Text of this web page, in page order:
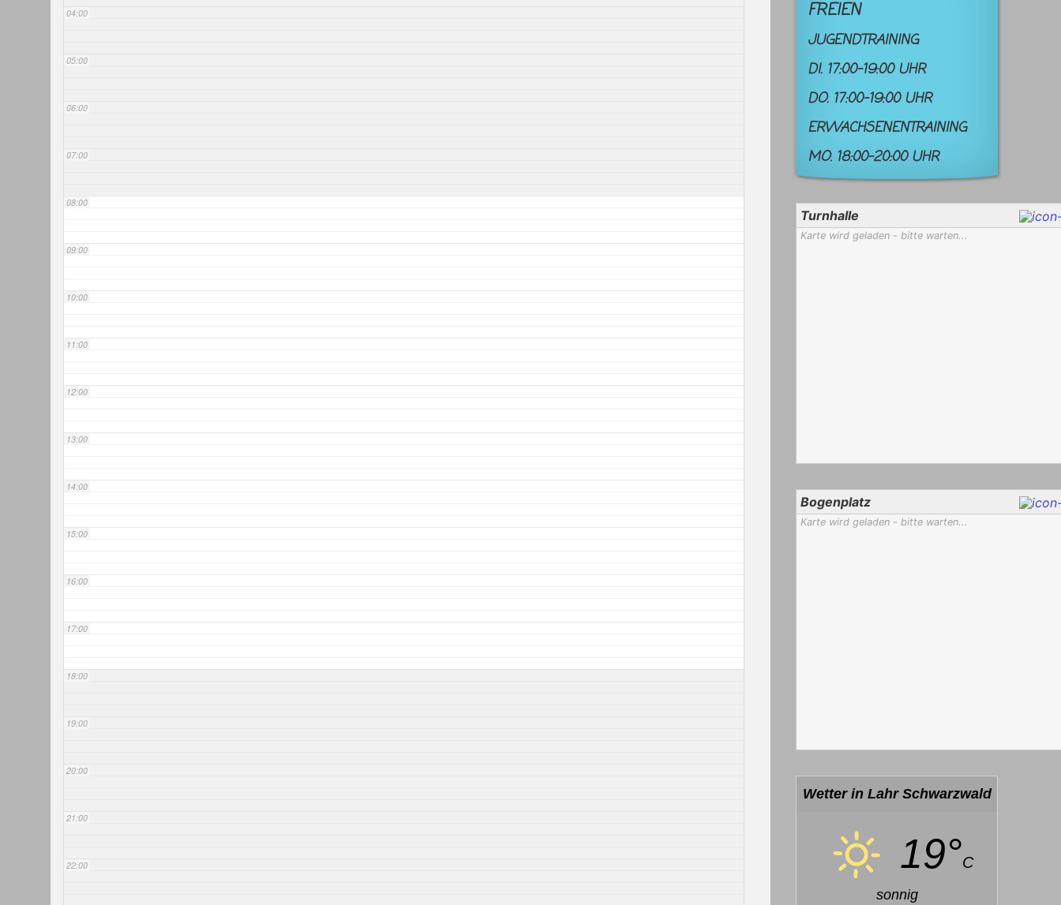
04:00
05:00
06:00
07:00
08:00
09:00
10:00
11:00
12:00
13:00
14:00
15:00
16:00
17:00
18:00
19:00
20:00
21:00
22:00
FREIEN
JUGENDTRAINING
DI. 17:00-19:00 UHR
DO. 17:00-19:00 UHR
ERWACHSENENTRAINING
MO. 18:00-20:00 UHR
Turnhalle
Karte wird geladen - bitte warten...
Bogenplatz
Karte wird geladen - bitte warten...
Wetter in Lahr Schwarzwald
19°C
sonnig